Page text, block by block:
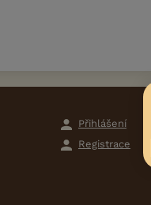
Přihlášení
Registrace